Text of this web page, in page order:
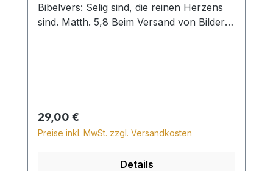
Bibelvers: Selig sind, die reinen Herzens
sind. Matth. 5,8 Beim Versand von Bildern
Sperrgutzuschlag 30€.
Regulärer Preis:
29,00 €
Preise inkl. MwSt. zzgl. Versandkosten
Details